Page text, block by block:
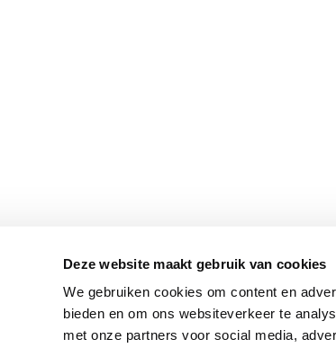
Deze website maakt gebruik van cookies
We gebruiken cookies om content en
bieden en om ons websiteverkeer te
met onze partners voor social media,